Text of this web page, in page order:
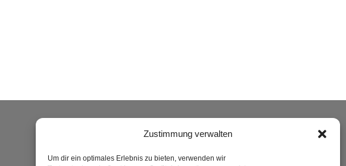
Zustimmung verwalten
Um dir ein optimales Erlebnis zu bieten, verwenden wir